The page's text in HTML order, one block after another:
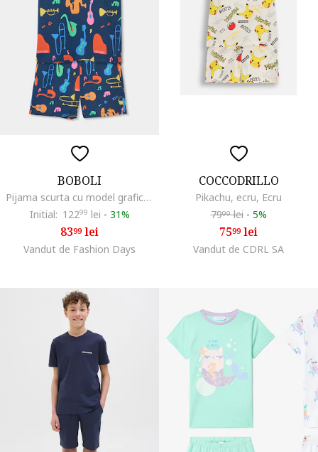
BOBOLI
Pijama scurta cu model grafic, Portocaliu mandarina/Albastru/Bleumarin
Initial: 12299 lei - 31%
8399lei
Vandut de Fashion Days
COCCODRILLO
Pikachu, ecru, Ecru
7999lei - 5%
7599lei
Vandut de CDRL SA